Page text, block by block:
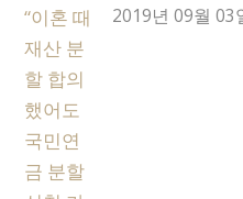
2019년 09월 03